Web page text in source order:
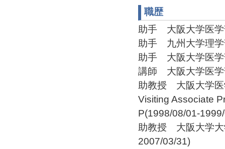
職歴
助手 大阪大学医
助手 九州大学理
助手 大阪大学医
講師 大阪大学医
助教授 大阪大学
Visiting Associate
P(1998/08/01-
助教授 大阪大学
2007/03/31)